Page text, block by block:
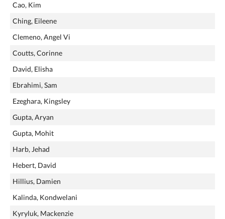
Cao, Kim
Ching, Eileene
Clemeno, Angel Vi
Coutts, Corinne
David, Elisha
Ebrahimi, Sam
Ezeghara, Kingsley
Gupta, Aryan
Gupta, Mohit
Harb, Jehad
Hebert, David
Hillius, Damien
Kalinda, Kondwelani
Kyryluk, Mackenzie